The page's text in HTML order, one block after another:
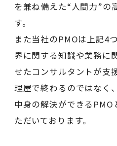
を兼ね備えた“人間力”の
す。
また当社のPMOは上記4
界に関する知識や業務に
せたコンサルタントが支
理屋で終わるのではなく
中身の解決ができるPMO
ただいております。